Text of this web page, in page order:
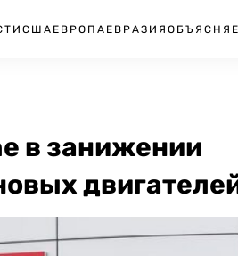
США ЕВРОПА ЕВРАЗИЯ
в занижении